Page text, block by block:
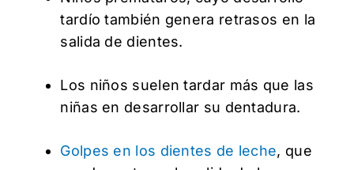
tardío también genera retrasos en la
salida de dientes.
Los niños suelen tardar más que las
niñas en desarrollar su dentadura.
Golpes en los dientes de leche, que